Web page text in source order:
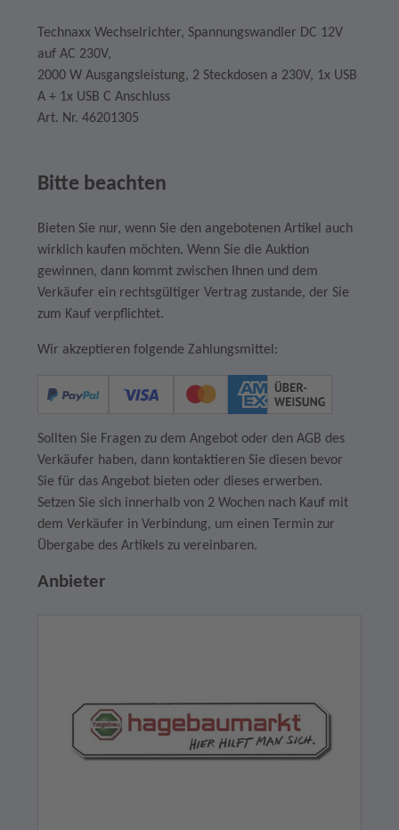
Technaxx Wechselrichter, Spannungswandler DC 12V
auf AC 230V,
2000 W Ausgangsleistung, 2 Steckdosen a 230V, 1x USB
A + 1x USB C Anschluss
Art. Nr. 46201305
Bitte beachten
Bieten Sie nur, wenn Sie den angebotenen Artikel auch
wirklich kaufen möchten. Wenn Sie die Auktion
gewinnen, dann kommt zwischen Ihnen und dem
Verkäufer ein rechtsgültiger Vertrag zustande, der Sie
zum Kauf verpflichtet.
Wir akzeptieren folgende Zahlungsmittel:
Sollten Sie Fragen zu dem Angebot oder den AGB des
Verkäufer haben, dann kontaktieren Sie diesen bevor
Sie für das Angebot bieten oder dieses erwerben.
Setzen Sie sich innerhalb von 2 Wochen nach Kauf mit
dem Verkäufer in Verbindung, um einen Termin zur
Übergabe des Artikels zu vereinbaren.
Anbieter